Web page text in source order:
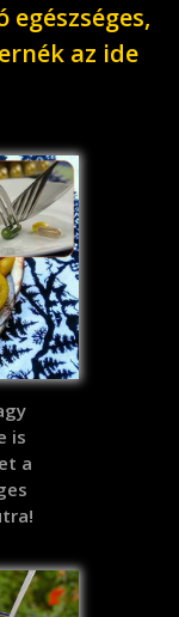
az ide
is
a